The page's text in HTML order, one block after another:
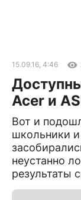
15.09.16, 4:46
Acer и
Вот и
школьники
неустанно
результаты